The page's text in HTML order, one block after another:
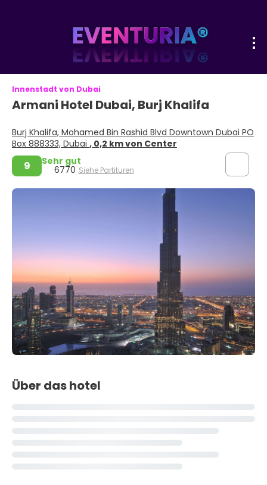
Innenstadt von Dubai
Armani Hotel Dubai, Burj Khalifa
Burj Khalifa, Mohamed Bin Rashid Blvd Downtown Dubai PO
Box 888333, Dubai , 0,2 km von Center
9 Sehr gut
6770 Siehe Partituren
Über das hotel